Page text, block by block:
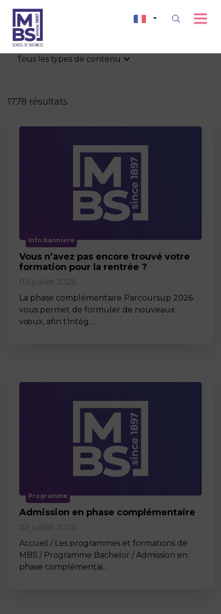
Tous les types de contenu
1778 résultats
Info banniere
Vous n’avez pas encore trouvé votre
formation pour la rentrée ?
03 juillet 2026
La phase complémentaire Parcoursup 2026
vous permet de formuler de nouveaux
vœux, afin t’intég…
Programme
Admission en phase complémentaire
02 juillet 2026
Accueil / Les programmes et formations de
MBS / Programme Bachelor / Admission en
phase complémentai…